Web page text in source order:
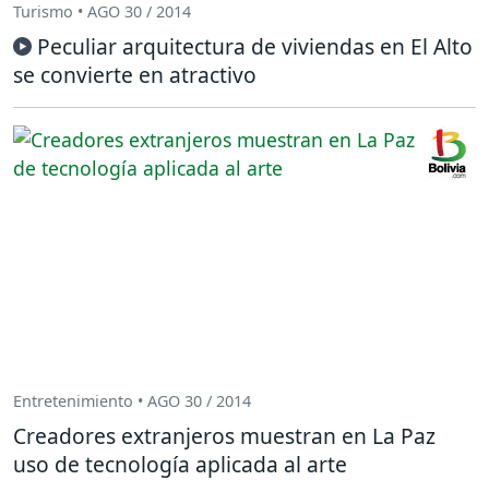
Turismo • AGO 30 / 2014
Peculiar arquitectura de viviendas en El Alto
se convierte en atractivo
Entretenimiento • AGO 30 / 2014
Creadores extranjeros muestran en La Paz
uso de tecnología aplicada al arte